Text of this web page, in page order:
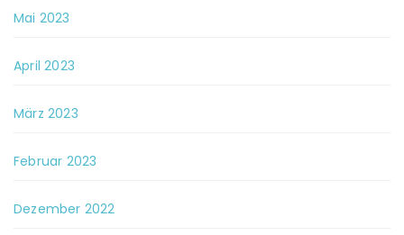
Mai 2023
April 2023
März 2023
Februar 2023
Dezember 2022